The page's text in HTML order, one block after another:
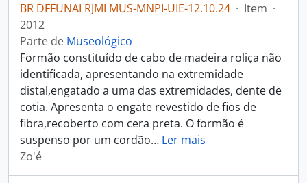
BR DFFUNAI RJMI MUS-MNPI-UIE-12.10.24 · Item ·
2012
Parte de Museológico
Formão constituído de cabo de madeira roliça não
identificada, apresentando na extremidade
distal,engatado a uma das extremidades, dente de
cotia. Apresenta o engate revestido de fios de
fibra,recoberto com cera preta. O formão é
suspenso por um cordão… Ler mais
Zo'é